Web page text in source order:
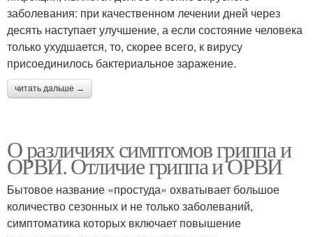
заболевания: при качественном лечении дней через
десять наступает улучшение, а если состояние человека
только ухудшается, то, скорее всего, к вирусу
присоединилось бактериальное заражение.
читать дальше →
О различиях симптомов гриппа и
ОРВИ. Отличие гриппа и ОРВИ
Бытовое название «простуда» охватывает большое
количество сезонных и не только заболеваний,
симптоматика которых включает повышение